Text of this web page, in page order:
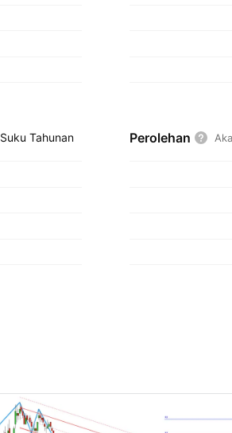
Suku Tahunan Perolehan